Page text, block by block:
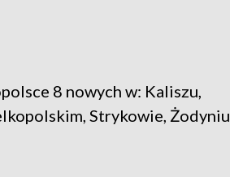
8 nowych w: Kaliszu,
Strykowie, Żodyniu